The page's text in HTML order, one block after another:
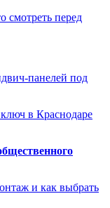
смотреть перед
панелей под
в Краснодаре
и как выбрать